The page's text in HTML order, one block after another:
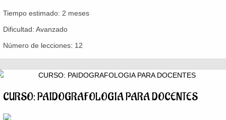
Tiempo estimado: 2 meses
Dificultad: Avanzado
Número de lecciones: 12
CURSO: PAIDOGRAFOLOGIA PARA DOCENTES